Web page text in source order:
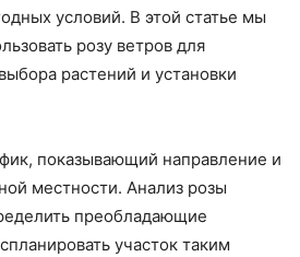
условий. В этой статье мы
розу ветров для
растений и установки
показывающий направление и
местности. Анализ розы
преобладающие
участок таким